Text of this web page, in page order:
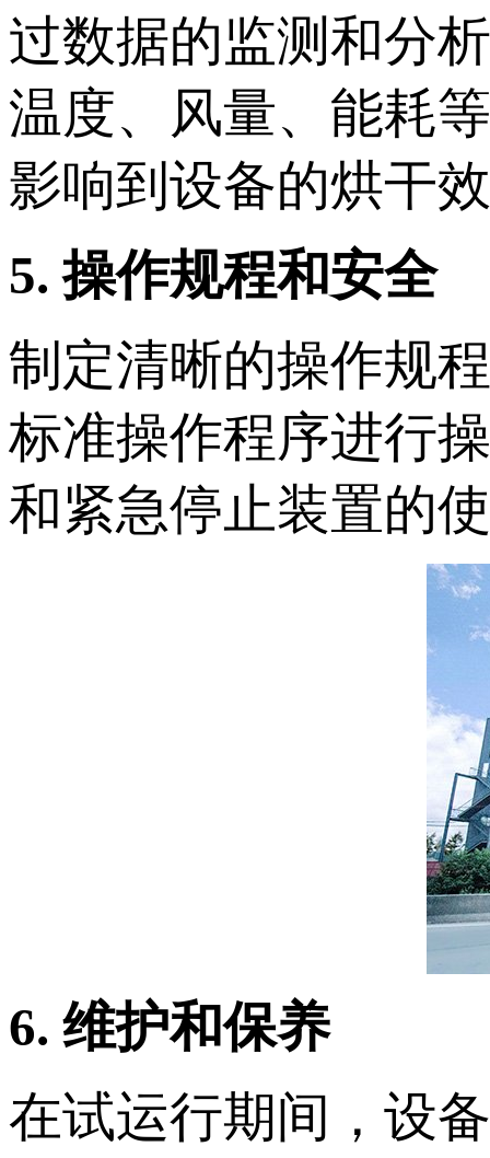
过数据的监测和分
温度、风量、能耗
影响到设备的烘干
5. 操作规程和安全
制定清晰的操作规
标准操作程序进行
和紧急停止装置的
6. 维护和保养
在试运行期间，设